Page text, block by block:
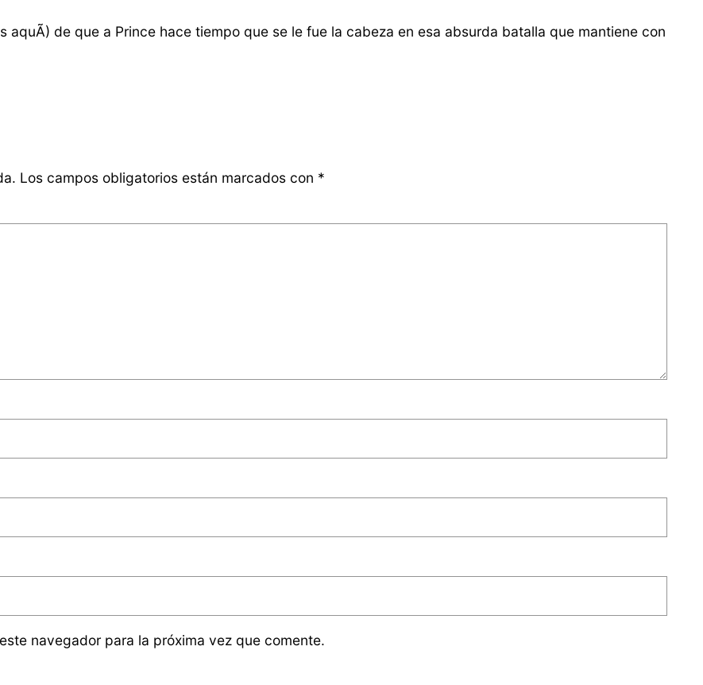
de que a Prince hace tiempo que se le fue la cabeza en esa absurda batalla que mantiene con
Los campos obligatorios están marcados con *
navegador para la próxima vez que comente.